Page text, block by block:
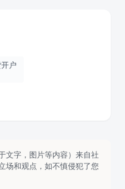
户
文字，图片等内容）来自社
场和观点，如不慎侵犯了您